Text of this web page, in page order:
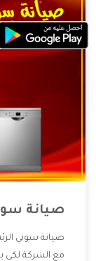
صيانة
صيانة سوني
مع الشركة لكى